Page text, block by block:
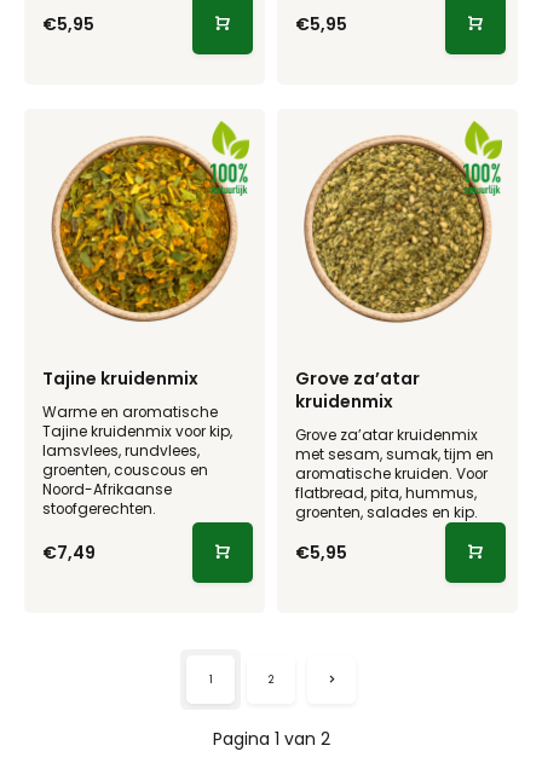
€5,95 €5,95
Tajine kruidenmix
Warme en aromatische
Tajine kruidenmix voor kip,
lamsvlees, rundvlees,
groenten, couscous en
Noord-Afrikaanse
stoofgerechten.
€7,49
Grove za’atar
kruidenmix
Grove za’atar kruidenmix
met sesam, sumak, tijm en
aromatische kruiden. Voor
flatbread, pita, hummus,
groenten, salades en kip.
€5,95
Pagina 1 van 2
1 2